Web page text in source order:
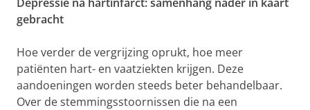
gebracht
Hoe verder de vergrijzing oprukt, hoe meer
patiënten hart- en vaatziekten krijgen. Deze
aandoeningen worden steeds beter behandelbaar.
Over de stemmingsstoornissen die na een